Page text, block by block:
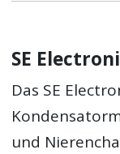
SE
Das SE
und